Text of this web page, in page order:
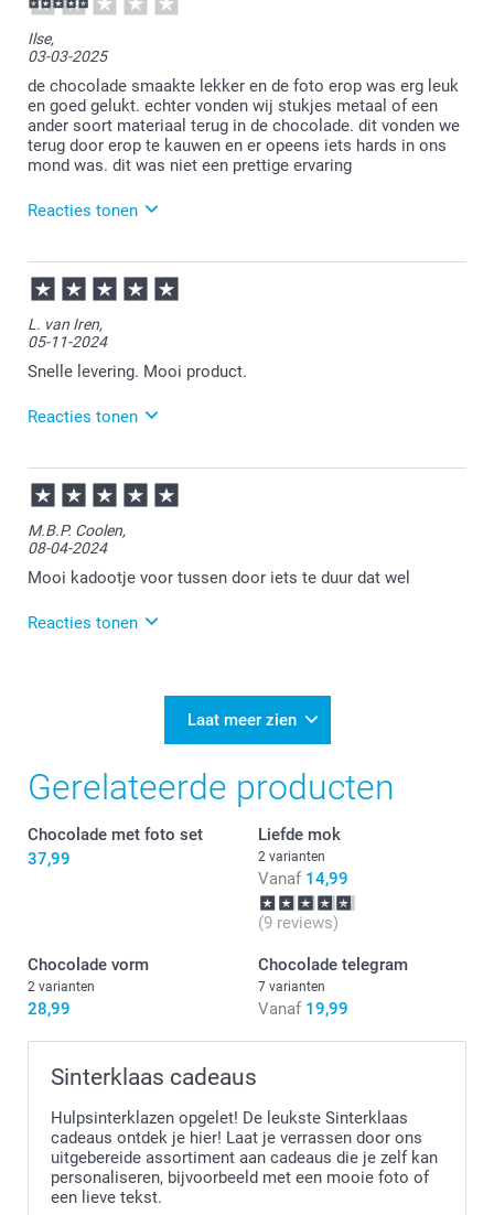
Bedankt voor je review. Leuk om te horen dat je bij
tevreden over bent. Veel plezier ervan en we zien je
graag nog eens terug.
Ilse,
03-03-2025
de chocolade smaakte lekker en de foto erop was erg leuk
en goed gelukt. echter vonden wij stukjes metaal of een
ander soort materiaal terug in de chocolade. dit vonden we
terug door erop te kauwen en er opeens iets hards in ons
mond was. dit was niet een prettige ervaring
Reacties tonen
04-03-2025
09:39
Bedankt voor je bericht. Dat is erg vervelend te lezen.
Je mag ons hier een mail oversturen. Wij kijken
samen naar een passende oplossing. Mijn excuses.
L. van Iren,
05-11-2024
Snelle levering. Mooi product.
Reacties tonen
08-11-2024
15:44
Fijn om te horen dat je tevreden bent met de snelle
levering en het mooie product. Bedankt voor je
feedback!
M.B.P. Coolen,
08-04-2024
Mooi kadootje voor tussen door iets te duur dat wel
Reacties tonen
Bedankt voor je bericht.
Graag tot ziens bij smartphoto!
Laat meer zien
Gerelateerde producten
Chocolade met foto set
37,99
Liefde mok
2 varianten
Vanaf 14,99
(9 reviews)
Chocolade vorm
2 varianten
28,99
Chocolade telegram
7 varianten
Vanaf 19,99
Sinterklaas cadeaus
Hulpsinterklazen opgelet! De leukste Sinterklaas
cadeaus ontdek je hier! Laat je verrassen door ons
uitgebereide assortiment aan cadeaus die je zelf kan
personaliseren, bijvoorbeeld met een mooie foto of
een lieve tekst.